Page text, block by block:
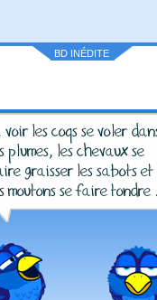
BD INÉDITE